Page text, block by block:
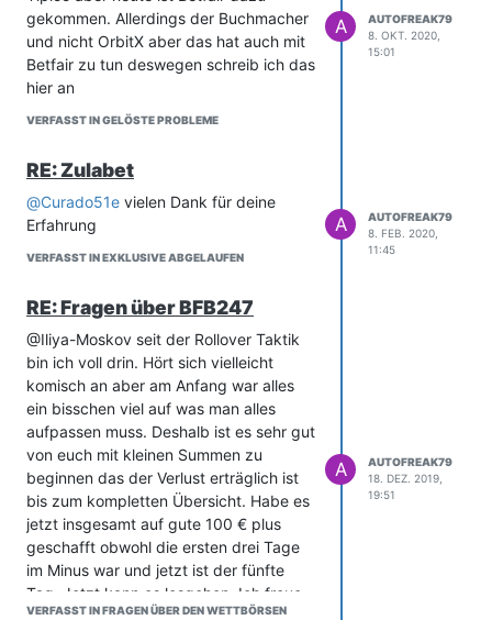
gekommen. Allerdings der Buchmacher
und nicht OrbitX aber das hat auch mit
Betfair zu tun deswegen schreib ich das
hier an
VERFASST IN GELÖSTE PROBLEME
A
AUTOFREAK79
8. OKT. 2020,
15:01
RE: Zulabet
@Curado51e vielen Dank für deine
Erfahrung
VERFASST IN EXKLUSIVE ABGELAUFEN
A
AUTOFREAK79
8. FEB. 2020,
11:45
RE: Fragen über BFB247
@Iliya-Moskov seit der Rollover Taktik
bin ich voll drin. Hört sich vielleicht
komisch an aber am Anfang war alles
ein bisschen viel auf was man alles
aufpassen muss. Deshalb ist es sehr gut
von euch mit kleinen Summen zu
beginnen das der Verlust erträglich ist
bis zum kompletten Übersicht. Habe es
jetzt insgesamt auf gute 100 € plus
geschafft obwohl die ersten drei Tage
im Minus war und jetzt ist der fünfte
Tag. Jetzt kann es losgehen. Ich freue
mich so sehr
VERFASST IN FRAGEN ÜBER DEN WETTBÖRSEN
A
AUTOFREAK79
18. DEZ. 2019,
19:51